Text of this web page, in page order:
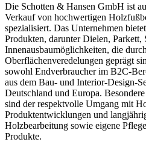
Die Schotten & Hansen GmbH ist
Verkauf von hochwertigen
spezialisiert. Das Unternehmen
Produkten, darunter Dielen,
Innenausbaumöglichkeiten, die
Oberflächenveredelungen geprägt
sowohl Endverbraucher im B2C-
aus dem Bau- und Interior-Design-
Deutschland und Europa.
sind der respektvolle Umgang mit
Produktentwicklungen und
Holzbearbeitung sowie eigene
Produkte.